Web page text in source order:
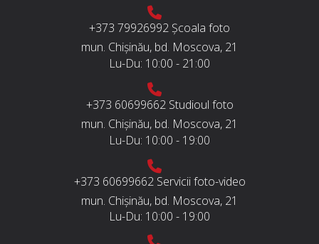
+373 79926992 Școala foto
mun. Chișinău, bd. Moscova, 21
Lu-Du: 10:00 - 21:00
+373 60699662 Studioul foto
mun. Chișinău, bd. Moscova, 21
Lu-Du: 10:00 - 19:00
+373 60699662 Servicii foto-video
mun. Chișinău, bd. Moscova, 21
Lu-Du: 10:00 - 19:00